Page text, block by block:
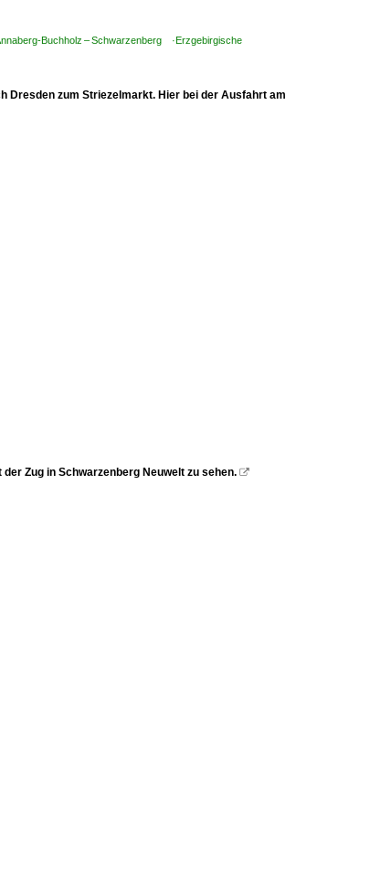
Buchholz – Schwarzenberg ·Erzgebirgische
Dresden zum Striezelmarkt. Hier bei der Ausfahrt am
Zug in Schwarzenberg Neuwelt zu sehen. 